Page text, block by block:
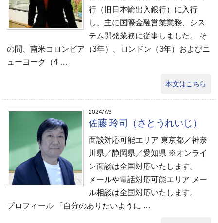
行（旧日本輸出入銀行）に入行
し、主に国際金融営業業務、シス
テム開発業務に従事しました。 そ
の間、南米コロンビア（3年）、ロンドン（3年）およびニ
ューヨーク（4 …
本文はこちら
2024/7/3
佐藤 玲司（さとうれいじ）
面談対応可能エリア 東京都／神奈
川県／静岡県／愛知県 ※オンライ
ン面談は全国対応いたします。
メールや電話対応可能エリア メー
ル相談は全国対応いたします。
プロフィール 「自分のありたいように …